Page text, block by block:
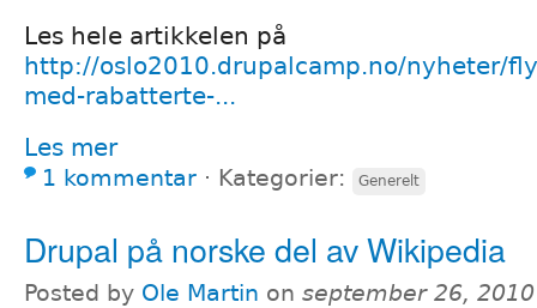
Les hele artikkelen på
http://oslo2010.drupalcamp.no/nyheter/
med-rabatterte-...
Les mer
1 kommentar ⋅ Kategorier: Generelt
Drupal på norske del av Wikipedia
Posted by Ole Martin on september 26,